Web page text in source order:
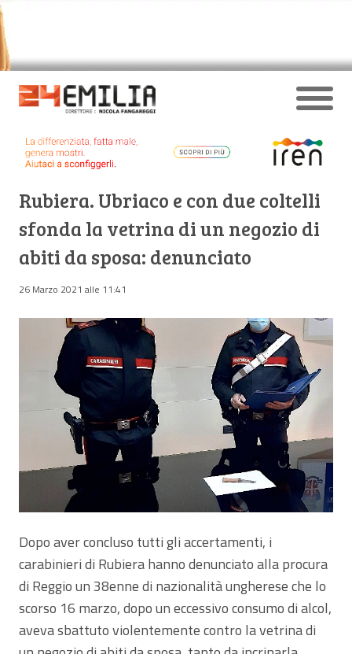
Rubiera. Ubriaco e con due coltelli
sfonda la vetrina di un negozio di
abiti da sposa: denunciato
26 Marzo 2021 alle 11:41
Dopo aver concluso tutti gli accertamenti, i
carabinieri di Rubiera hanno denunciato alla procura
di Reggio un 38enne di nazionalità ungherese che lo
scorso 16 marzo, dopo un eccessivo consumo di alcol,
aveva sbattuto violentemente contro la vetrina di